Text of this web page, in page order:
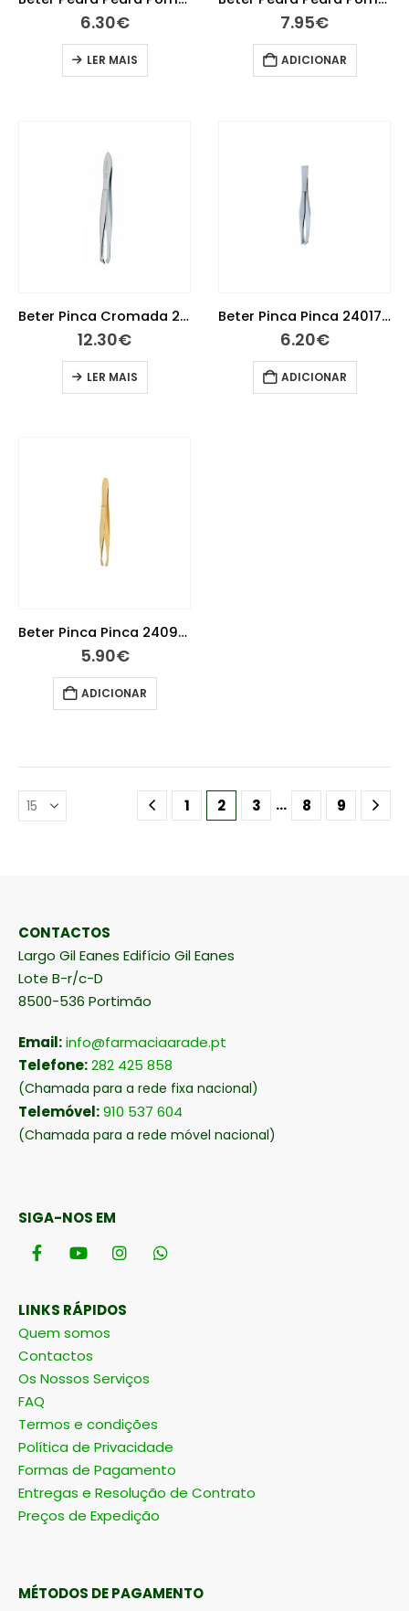
6.30€
LER MAIS
7.95€
ADICIONAR
Beter Pinca Cromada 24076 Profissional
12.30€
LER MAIS
Beter Pinca Pinca 24017 Crom Obliq
6.20€
ADICIONAR
Beter Pinca Pinca 24095 Dourada Carag
5.90€
ADICIONAR
1 2 3 … 8 9
CONTACTOS
Largo Gil Eanes Edifício Gil Eanes
Lote B-r/c-D
8500-536 Portimão
Email:info@farmaciaarade.pt
Telefone:282 425 858
(Chamada para a rede fixa nacional)
Telemóvel:910 537 604
(Chamada para a rede móvel nacional)
SIGA-NOS EM
LINKS RÁPIDOS
Quem somos
Contactos
Os Nossos Serviços
FAQ
Termos e condições
Política de Privacidade
Formas de Pagamento
Entregas e Resolução de Contrato
Preços de Expedição
MÉTODOS DE PAGAMENTO